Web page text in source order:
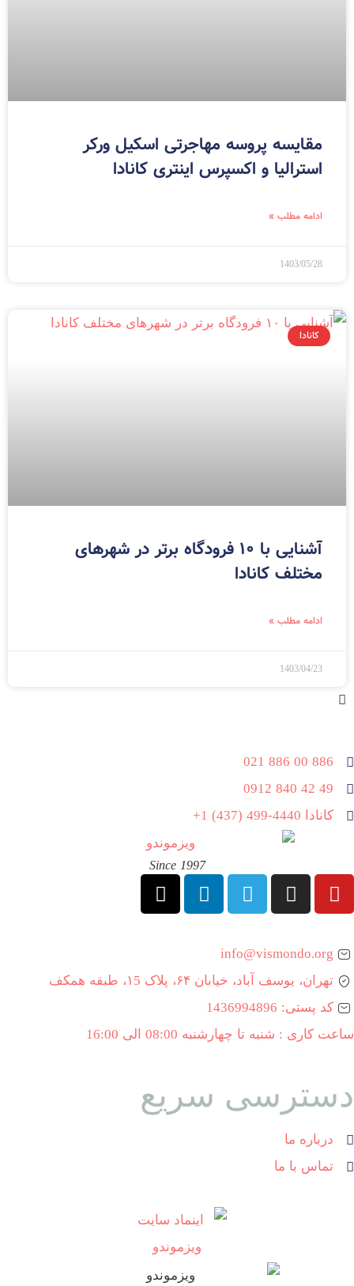
مقایسه پروسه مهاجرتی اسکیل ورکر
استرالیا و اکسپرس اینتری کانادا
ادامه مطلب »
1403/05/28
کانادا
آشنایی با 10 فرودگاه برتر در شهرهای
مختلف کانادا
ادامه مطلب »
1403/04/23
886 00 886 021
49 42 840 0912
کانادا 4440-499 (437) 1+
Since 1997
info@vismondo.org
تهران، یوسف آباد، خیابان ۶۴، پلاک ۱5، طبقه همکف
کد پستی: 1436994896
ساعت کاری : شنبه تا چهارشنبه 08:00 الی 16:00
دسترسی سریع
درباره ما
تماس با ما